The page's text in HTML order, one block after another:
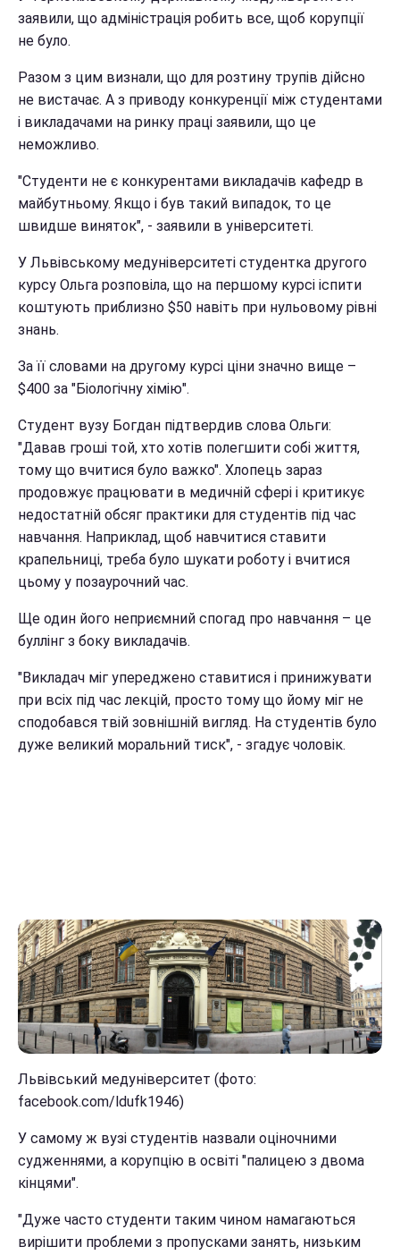
заявили, що адміністрація робить все, щоб корупції
не було.
Разом з цим визнали, що для розтину трупів дійсно
не вистачає. А з приводу конкуренції між студентами
і викладачами на ринку праці заявили, що це
неможливо.
"Студенти не є конкурентами викладачів кафедр в
майбутньому. Якщо і був такий випадок, то це
швидше виняток", - заявили в університеті.
У Львівському медуніверситеті студентка другого
курсу Ольга розповіла, що на першому курсі іспити
коштують приблизно $50 навіть при нульовому рівні
знань.
За її словами на другому курсі ціни значно вище –
$400 за "Біологічну хімію".
Студент вузу Богдан підтвердив слова Ольги:
"Давав гроші той, хто хотів полегшити собі життя,
тому що вчитися було важко". Хлопець зараз
продовжує працювати в медичній сфері і критикує
недостатній обсяг практики для студентів під час
навчання. Наприклад, щоб навчитися ставити
крапельниці, треба було шукати роботу і вчитися
цьому у позаурочний час.
Ще один його неприємний спогад про навчання – це
буллінг з боку викладачів.
"Викладач міг упереджено ставитися і принижувати
при всіх під час лекцій, просто тому що йому міг не
сподобався твій зовнішній вигляд. На студентів було
дуже великий моральний тиск", - згадує чоловік.
Львівський медуніверситет (фото:
facebook.com/ldufk1946)
У самому ж вузі студентів назвали оціночними
судженнями, а корупцію в освіті "палицею з двома
кінцями".
"Дуже часто студенти таким чином намагаються
вирішити проблеми з пропусками занять, низьким